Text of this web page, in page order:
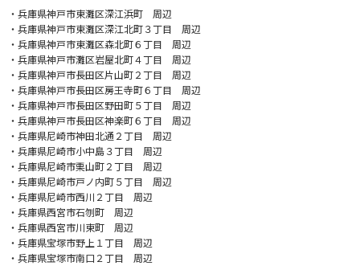
・ 兵庫県神戸市東灘区深江浜町 周辺
・兵庫県神戸市東灘区深江北町３丁目 周辺
・兵庫県神戸市東灘区森北町６丁目 周辺
・兵庫県神戸市灘区岩屋北町４丁目 周辺
・兵庫県神戸市長田区片山町２丁目 周辺
・兵庫県神戸市長田区房王寺町６丁目 周辺
・兵庫県神戸市長田区野田町５丁目 周辺
・兵庫県神戸市長田区神楽町６丁目 周辺
・兵庫県尼崎市神田北通２丁目 周辺
・兵庫県尼崎市小中島３丁目 周辺
・兵庫県尼崎市栗山町２丁目 周辺
・兵庫県尼崎市戸ノ内町５丁目 周辺
・兵庫県尼崎市西川２丁目 周辺
・兵庫県西宮市石刎町 周辺
・兵庫県西宮市川東町 周辺
・兵庫県宝塚市野上１丁目 周辺
・兵庫県宝塚市南口２丁目 周辺